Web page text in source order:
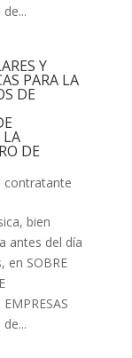
Y
PARA LA
DE
LA
DE
contratante
bien
antes del día
en SOBRE